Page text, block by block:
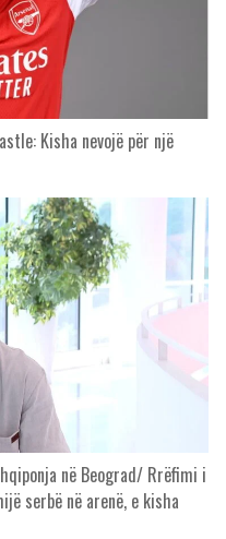
Kisha nevojë për një
në Beograd/ Rrëfimi i
serbë në arenë, e kisha